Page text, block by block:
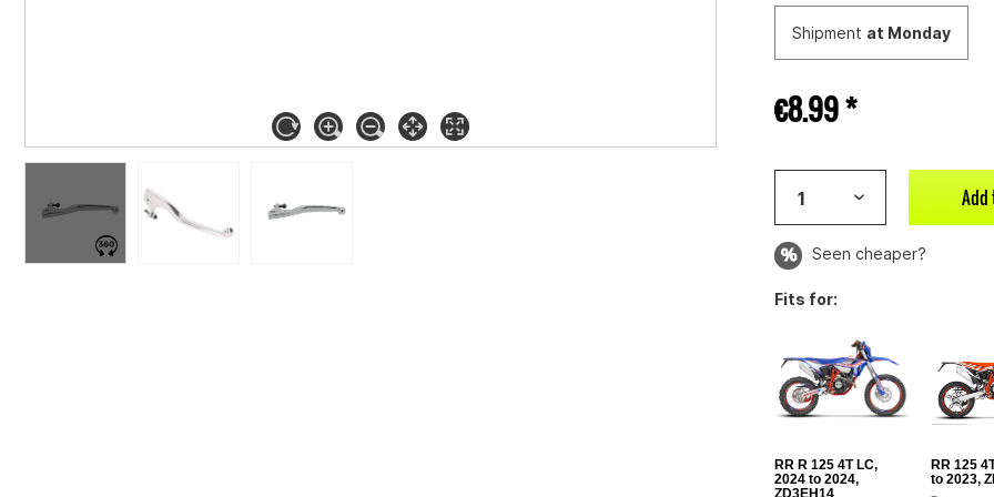
Shipment at Monday
€8.99 *
Add
Seen cheaper?
Fits for:
RR R 125 4T LC,
2024 to 2024,
ZD3EH14
RR 125
to 2023,